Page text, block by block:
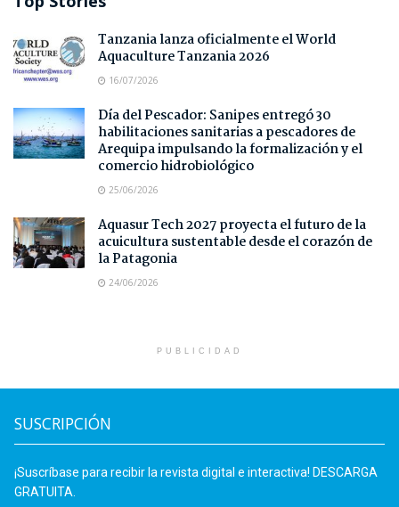
Tanzania lanza oficialmente el World
Aquaculture Tanzania 2026
16/07/2026
Día del Pescador: Sanipes entregó 30
habilitaciones sanitarias a pescadores de
Arequipa impulsando la formalización y el
comercio hidrobiológico
25/06/2026
Aquasur Tech 2027 proyecta el futuro de la
acuicultura sustentable desde el corazón de
la Patagonia
24/06/2026
PUBLICIDAD
SUSCRIPCIÓN
¡Suscríbase para recibir la revista digital e interactiva! DESCARGA
GRATUITA.